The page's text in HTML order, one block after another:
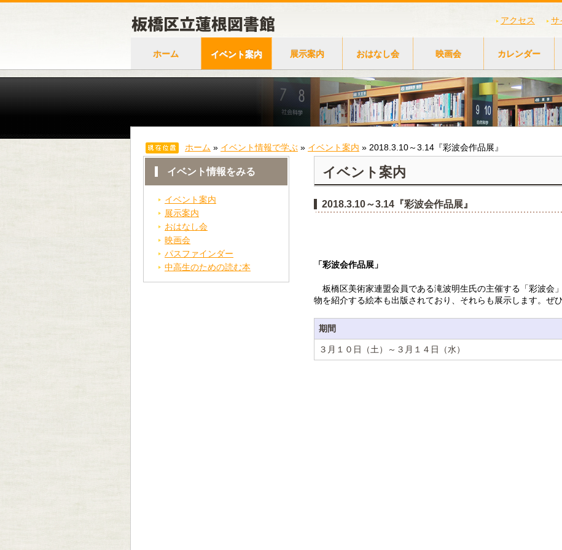
アクセス サ
ホーム イベント案内 展示案内 おはなし会 映画会 カレンダー
ホーム » イベント情報で学ぶ » イベント案内 » 2018.3.10～3.14『彩波会作品展』
イベント情報をみる
イベント案内
展示案内
おはなし会
映画会
パスファインダー
中高生のための読む本
イベント案内
2018.3.10～3.14『彩波会作品展』
「彩波会作品展」
板橋区美術家連盟会員である滝波明生氏の主催する「彩波会
物を紹介する絵本も出版されており、それらも展示します。ぜ
期間
３月１０日（土）～３月１４日（水）